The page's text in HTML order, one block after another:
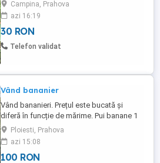
inainte.
Campina, Prahova
azi 16:19
30 RON
Telefon validat
Vând bananier
Vând bananieri. Prețul este bucată și
diferă în funcție de mărime. Pui banane 1
m înălțime 100 lei 2 m înălțime - 200 lei 3 m
înălțime - 300 lei
Ploiesti, Prahova
azi 15:08
100 RON